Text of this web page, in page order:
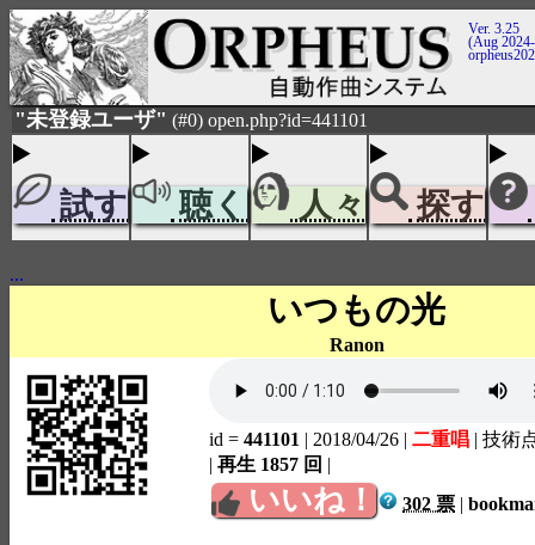
Ver. 3.25
(Aug
"未登録ユーザ" (#0) open.php?id=441101
試す 聴く 人々 探す
...
いつもの光
Ranon
id = 441101 | 2018/04/26 | 二重唱 | 技術
| 再生 1857 回 |
いいね！ 302 票 |